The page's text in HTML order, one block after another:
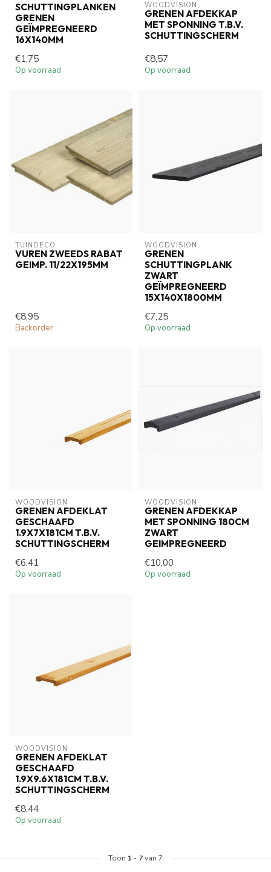
SCHUTTINGPLANKEN
GRENEN
GEÏMPREGNEERD
16X140MM
€1,75
Op voorraad
WOODVISION
GRENEN AFDEKKAP
MET SPONNING T.B.V.
SCHUTTINGSCHERM
€8,57
Op voorraad
TUINDECO
VUREN ZWEEDS RABAT
GEIMP. 11/22X195MM
€8,95
Backorder
WOODVISION
GRENEN
SCHUTTINGPLANK
ZWART
GEÏMPREGNEERD
15X140X1800MM
€7,25
Op voorraad
WOODVISION
GRENEN AFDEKLAT
GESCHAAFD
1.9X7X181CM T.B.V.
SCHUTTINGSCHERM
€6,41
Op voorraad
WOODVISION
GRENEN AFDEKKAP
MET SPONNING 180CM
ZWART
GEIMPREGNEERD
€10,00
Op voorraad
WOODVISION
GRENEN AFDEKLAT
GESCHAAFD
1.9X9.6X181CM T.B.V.
SCHUTTINGSCHERM
€8,44
Op voorraad
Toon 1 - 7van 7